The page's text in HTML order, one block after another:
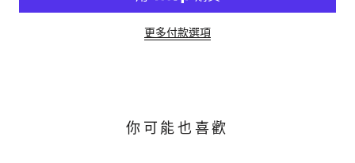
更多付款選項
你可能也喜歡